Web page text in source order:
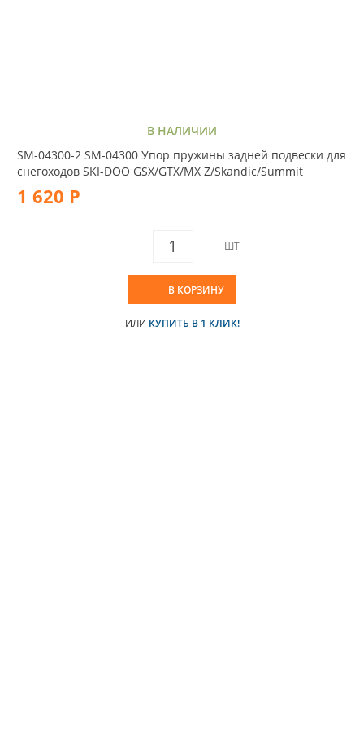
В НАЛИЧИИ
SM-04300-2 SM-04300 Упор пружины задней подвески для
снегоходов SKI-DOO GSX/GTX/MX Z/Skandic/Summit
1 620 Р
ШТ
В КОРЗИНУ
ИЛИ КУПИТЬ В 1 КЛИК!